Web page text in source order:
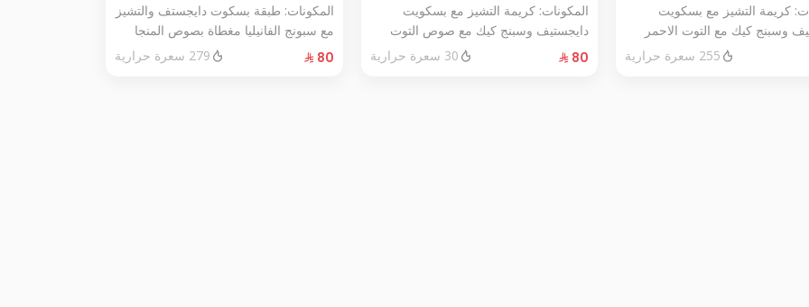
كريمة التشيز مع بسكويت
وسبنج كيك مع التوت الاحمر
255 سعرة حرارية
المكونات: كريمة التشيز مع بسكويت
دايجستيف وسبنج كيك مع صوص التوت
الأزرق الطازج الحجم:صغير يكفي٧شخص
30 سعرة حرارية
المكونات: طبقة بسكوت دايجستف والتشيز
مع سبونج الفانيليا مغطاة بصوص المنجا
الحجم: صغير يكفي ٧ اشخاص
279 سعرة حرارية